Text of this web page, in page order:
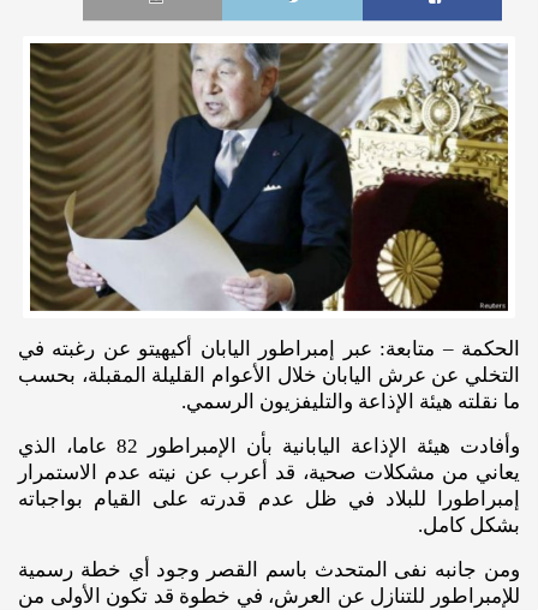
الحكمة – متابعة: عبر إمبراطور اليابان أكيهيتو عن رغبته في
التخلي عن عرش اليابان خلال الأعوام القليلة المقبلة، بحسب
ما نقلته هيئة الإذاعة والتليفزيون الرسمي.
وأفادت هيئة الإذاعة اليابانية بأن الإمبراطور 82 عاما، الذي
يعاني من مشكلات صحية، قد أعرب عن نيته عدم الاستمرار
إمبراطورا للبلاد في ظل عدم قدرته على القيام بواجباته
بشكل كامل.
ومن جانبه نفى المتحدث باسم القصر وجود أي خطة رسمية
للإمبراطور للتنازل عن العرش، في خطوة قد تكون الأولى من